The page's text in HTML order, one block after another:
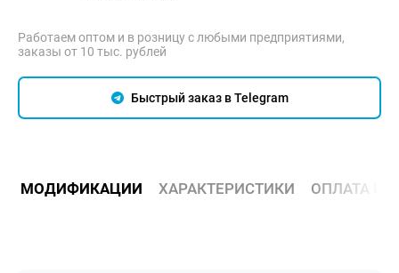
Работаем оптом и в розницу с любыми предприятиями,
заказы от 10 тыс. рублей
Быстрый заказ в Telegram
МОДИФИКАЦИИ ХАРАКТЕРИСТИКИ ОПЛАТА И